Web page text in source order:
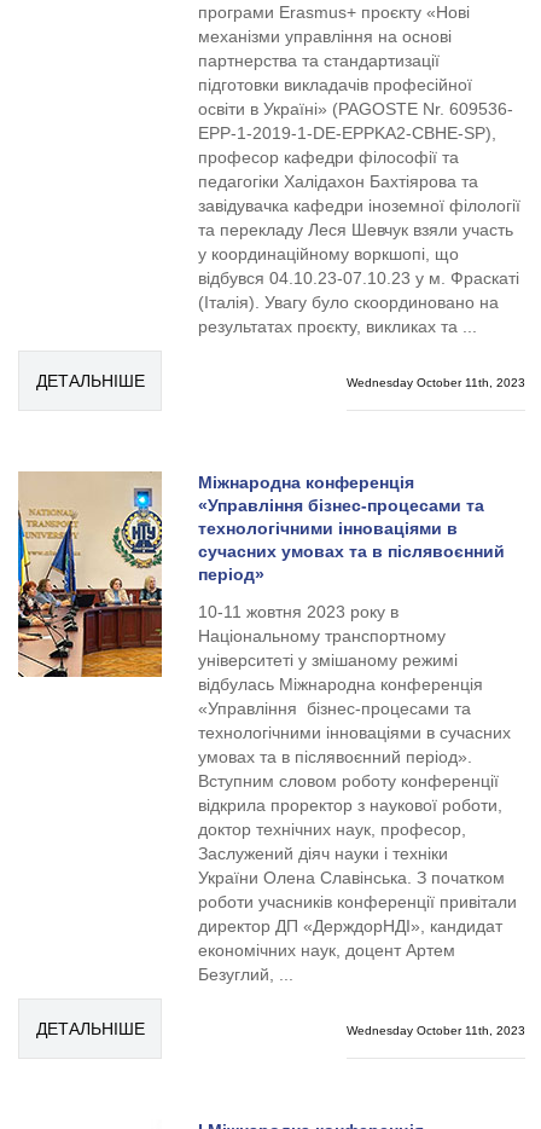
програми Erasmus+ проєкту «Нові
механізми управління на основі
партнерства та стандартизації
підготовки викладачів професійної
освіти в Україні» (PAGOSTE Nr. 609536-
EPP-1-2019-1-DE-EPPKA2-CBHE-SP),
професор кафедри філософії та
педагогіки Халідахон Бахтіярова та
завідувачка кафедри іноземної філології
та перекладу Леся Шевчук взяли участь
у координаційному воркшопі, що
відбувся 04.10.23-07.10.23 у м. Фраскаті
(Італія). Увагу було скоординовано на
результатах проєкту, викликах та ...
ДЕТАЛЬНІШЕ Wednesday October 11th, 2023
Міжнародна конференція
«Управління бізнес-процесами та
технологічними інноваціями в
сучасних умовах та в післявоєнний
період»
10-11 жовтня 2023 року в
Національному транспортному
університеті у змішаному режимі
відбулась Міжнародна конференція
«Управління бізнес-процесами та
технологічними інноваціями в сучасних
умовах та в післявоєнний період».
Вступним словом роботу конференції
відкрила проректор з наукової роботи,
доктор технічних наук, професор,
Заслужений діяч науки і техніки
України Олена Славінська. З початком
роботи учасників конференції привітали
директор ДП «ДерждорНДІ», кандидат
економічних наук, доцент Артем
Безуглий, ...
ДЕТАЛЬНІШЕ Wednesday October 11th, 2023